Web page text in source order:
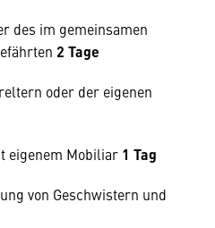
des im gemeinsamen
2 Tage
oder der eigenen
eigenem Mobiliar 1 Tag
von Geschwistern und